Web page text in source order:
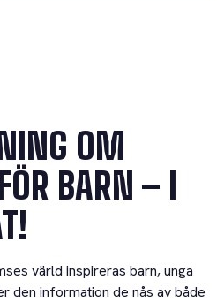
OM
BARN – I
värld inspireras barn, unga
den information de nås av både